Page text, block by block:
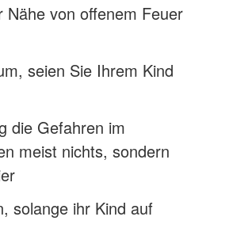
Nähe von offenem Feuer
seien Sie Ihrem Kind
die Gefahren im
meist nichts, sondern
solange ihr Kind auf